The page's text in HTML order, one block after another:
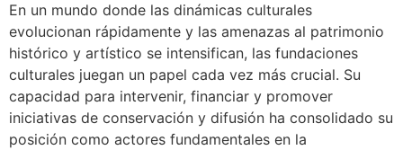
En un mundo donde las dinámicas culturales
evolucionan rápidamente y las amenazas al patrimonio
histórico y artístico se intensifican, las fundaciones
culturales juegan un papel cada vez más crucial. Su
capacidad para intervenir, financiar y promover
iniciativas de conservación y difusión ha consolidado su
posición como actores fundamentales en la